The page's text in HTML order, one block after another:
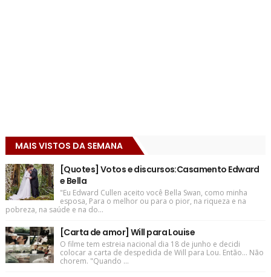
MAIS VISTOS DA SEMANA
[Quotes] Votos e discursos:Casamento Edward
e Bella
"Eu Edward Cullen aceito você Bella Swan, como minha
esposa, Para o melhor ou para o pior, na riqueza e na
pobreza, na saúde e na do...
[Carta de amor] Will para Louise
O filme tem estreia nacional dia 18 de junho e decidi
colocar a carta de despedida de Will para Lou. Então... Não
chorem. "Quando ...